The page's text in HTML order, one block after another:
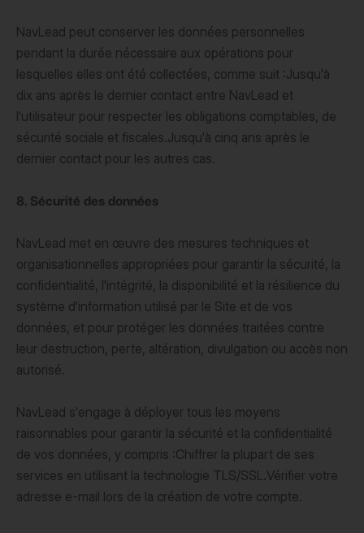
NavLead peut conserver les données personnelles
pendant la durée nécessaire aux opérations pour
lesquelles elles ont été collectées, comme suit :Jusqu'à
dix ans après le dernier contact entre NavLead et
l'utilisateur pour respecter les obligations comptables, de
sécurité sociale et fiscales.Jusqu'à cinq ans après le
dernier contact pour les autres cas.
8. Sécurité des données
NavLead met en œuvre des mesures techniques et
organisationnelles appropriées pour garantir la sécurité, la
confidentialité, l'intégrité, la disponibilité et la résilience du
système d'information utilisé par le Site et de vos
données, et pour protéger les données traitées contre
leur destruction, perte, altération, divulgation ou accès non
autorisé.
NavLead s'engage à déployer tous les moyens
raisonnables pour garantir la sécurité et la confidentialité
de vos données, y compris :Chiffrer la plupart de ses
services en utilisant la technologie TLS/SSL.Vérifier votre
adresse e-mail lors de la création de votre compte.